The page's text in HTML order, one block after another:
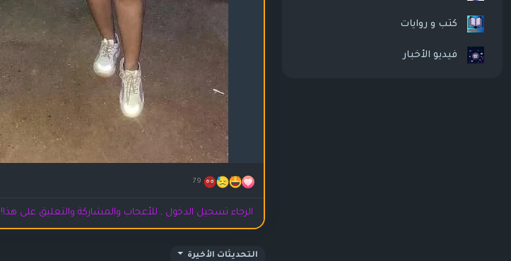
كتب و روايات
فيديو الأخبار
79
الرجاء تسجيل الدخول , للأعجاب والمشاركة والتعليق على هذا!
التحديثات الأخيرة